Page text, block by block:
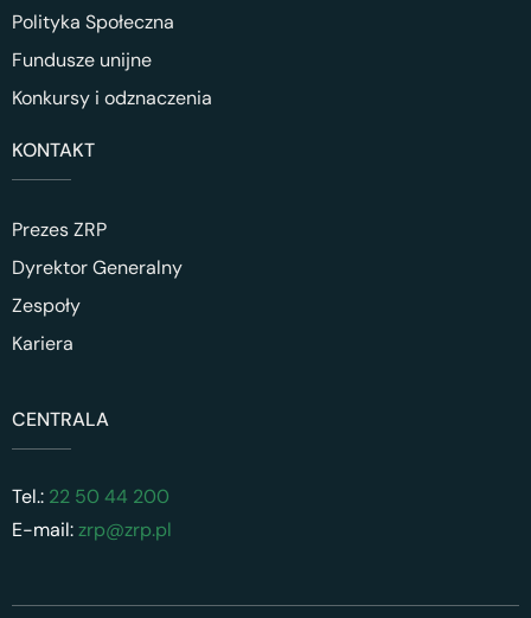
Polityka Społeczna
Fundusze unijne
Konkursy i odznaczenia
KONTAKT
Prezes ZRP
Dyrektor Generalny
Zespoły
Kariera
CENTRALA
Tel.: 22 50 44 200
E-mail:zrp@zrp.pl